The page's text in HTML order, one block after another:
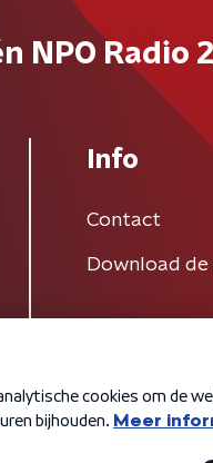
NPO Radio 2
Info
Contact
Download de